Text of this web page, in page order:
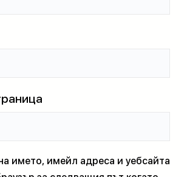
името, имейл адреса и уебсайта